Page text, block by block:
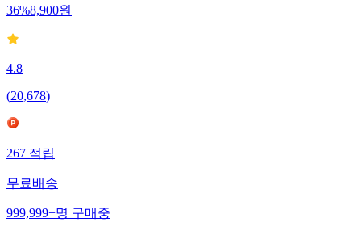
36%8,900원
4.8
(20,678)
267 적립
무료배송
999,999+명 구매중